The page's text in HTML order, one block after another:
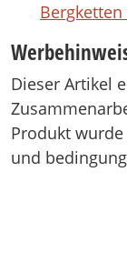
Dieser Artikel
Produkt
und